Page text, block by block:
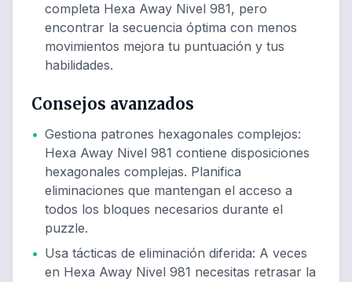
completa Hexa Away Nivel 981, pero
encontrar la secuencia óptima con menos
movimientos mejora tu puntuación y tus
habilidades.
Consejos avanzados
• Gestiona patrones hexagonales complejos:
Hexa Away Nivel 981 contiene disposiciones
hexagonales complejas. Planifica
eliminaciones que mantengan el acceso a
todos los bloques necesarios durante el
puzzle.
• Usa tácticas de eliminación diferida: A veces
en Hexa Away Nivel 981 necesitas retrasar la